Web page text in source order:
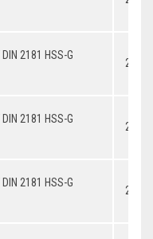
2181 HSS-G
2181 HSS-G
2181 HSS-G